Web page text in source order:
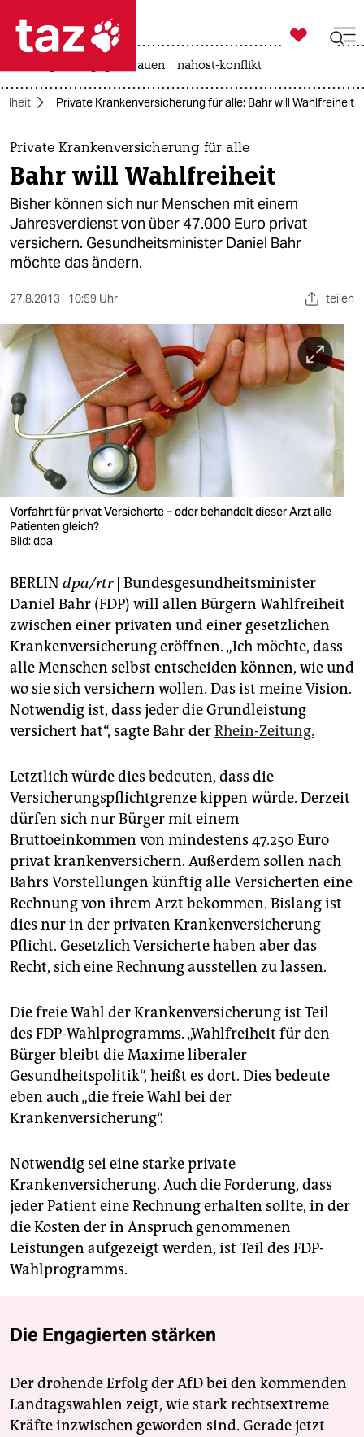
 taz zahl ich
taz zahl ich
themen
politik
öko
gesellschaft
kultur
sport
berlin
nord
wahrheit
verlag
verlag
veranstaltungen
fragen & hilfe
unterstützen
abo
genossenschaft
epaper login

taz zahl ich
gewalt gegen frauen nahost-konflikt
Private Krankenversicherung für alle: Bahr will Wahlfreiheit
Private Krankenversicherung für alle
Bahr will Wahlfreiheit
Bisher können sich nur Menschen mit einem
Jahresverdienst von über 47.000 Euro privat
versichern. Gesundheitsminister Daniel Bahr
möchte das ändern.
27.8.2013 10:59 Uhr teilen
Vorfahrt für privat Versicherte – oder behandelt dieser Arzt alle
Patienten gleich?
Bild: dpa
BERLIN dpa/rtr| Bundesgesundheitsminister
Daniel Bahr (FDP) will allen Bürgern Wahlfreiheit
zwischen einer privaten und einer gesetzlichen
Krankenversicherung eröffnen. „Ich möchte, dass
alle Menschen selbst entscheiden können, wie und
wo sie sich versichern wollen. Das ist meine Vision.
Notwendig ist, dass jeder die Grundleistung
versichert hat“, sagte Bahr derRhein-Zeitung.
Letztlich würde dies bedeuten, dass die
Versicherungspflichtgrenze kippen würde. Derzeit
dürfen sich nur Bürger mit einem
Bruttoeinkommen von mindestens 47.250 Euro
privat krankenversichern. Außerdem sollen nach
Bahrs Vorstellungen künftig alle Versicherten eine
Rechnung von ihrem Arzt bekommen. Bislang ist
dies nur in der privaten Krankenversicherung
Pflicht. Gesetzlich Versicherte haben aber das
Recht, sich eine Rechnung ausstellen zu lassen.
Die freie Wahl der Krankenversicherung ist Teil
des FDP-Wahlprogramms. „Wahlfreiheit für den
Bürger bleibt die Maxime liberaler
Gesundheitspolitik“, heißt es dort. Dies bedeute
eben auch „die freie Wahl bei der
Krankenversicherung“.
Notwendig sei eine starke private
Krankenversicherung. Auch die Forderung, dass
jeder Patient eine Rechnung erhalten sollte, in der
die Kosten der in Anspruch genommenen
Leistungen aufgezeigt werden, ist Teil des FDP-
Wahlprogramms.
Die Engagierten stärken
Der drohende Erfolg der AfD bei den kommenden
Landtagswahlen zeigt, wie stark rechtsextreme
Kräfte inzwischen geworden sind. Gerade jetzt